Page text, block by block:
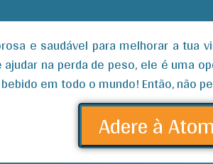
e saudável para melhorar a
na perda de peso, ele é uma
em todo o mundo! Então,
Adere à